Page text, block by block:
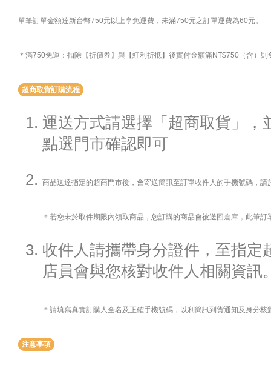
單筆訂單金額達新台幣750元以上享免運費，未滿750元之訂單運費為60元。
＊滿750免運：扣除【折價券】與【紅利折抵】後實付金額滿NT$750（含）則
超商取貨訂購流程
運送方式請選擇「超商取貨」，
點選門市確認即可
商品送達指定的超商門市後，會寄送簡訊至訂單收件人的手機號碼，
＊若您未於取件期限內領取商品，您訂購的商品會被送回倉庫，此筆訂
收件人請攜帶身分證件，至指定
店員會與您核對收件人相關資訊
＊請填寫真實訂購人全名及正確手機號碼，以利簡訊到貨通知及身分核
注意事項